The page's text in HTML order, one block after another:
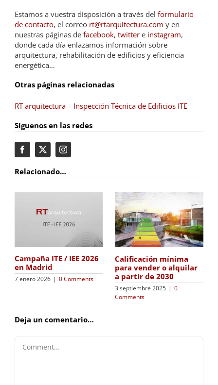
Estamos a vuestra disposición a través del formulario
de contacto, el correo rt@rtarquitectura.com y en
nuestras páginas de facebook, twittere instagram,
donde cada día enlazamos información sobre
arquitectura, rehabilitación de edificios y eficiencia
energética…
Otras páginas relacionadas
RT arquitectura – Inspección Técnica de Edificios ITE
Síguenos en las redes
Relacionado…
Campaña ITE / IEE 2026
en Madrid
7 enero 2026 | 0 Comments
Calificación mínima
para vender o alquilar
a partir de 2030
3 septiembre 2025 | 0
Comments
Deja un comentario…
Comment